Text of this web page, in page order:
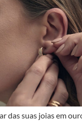
das suas joias em